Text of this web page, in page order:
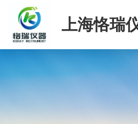
上海恪瑞